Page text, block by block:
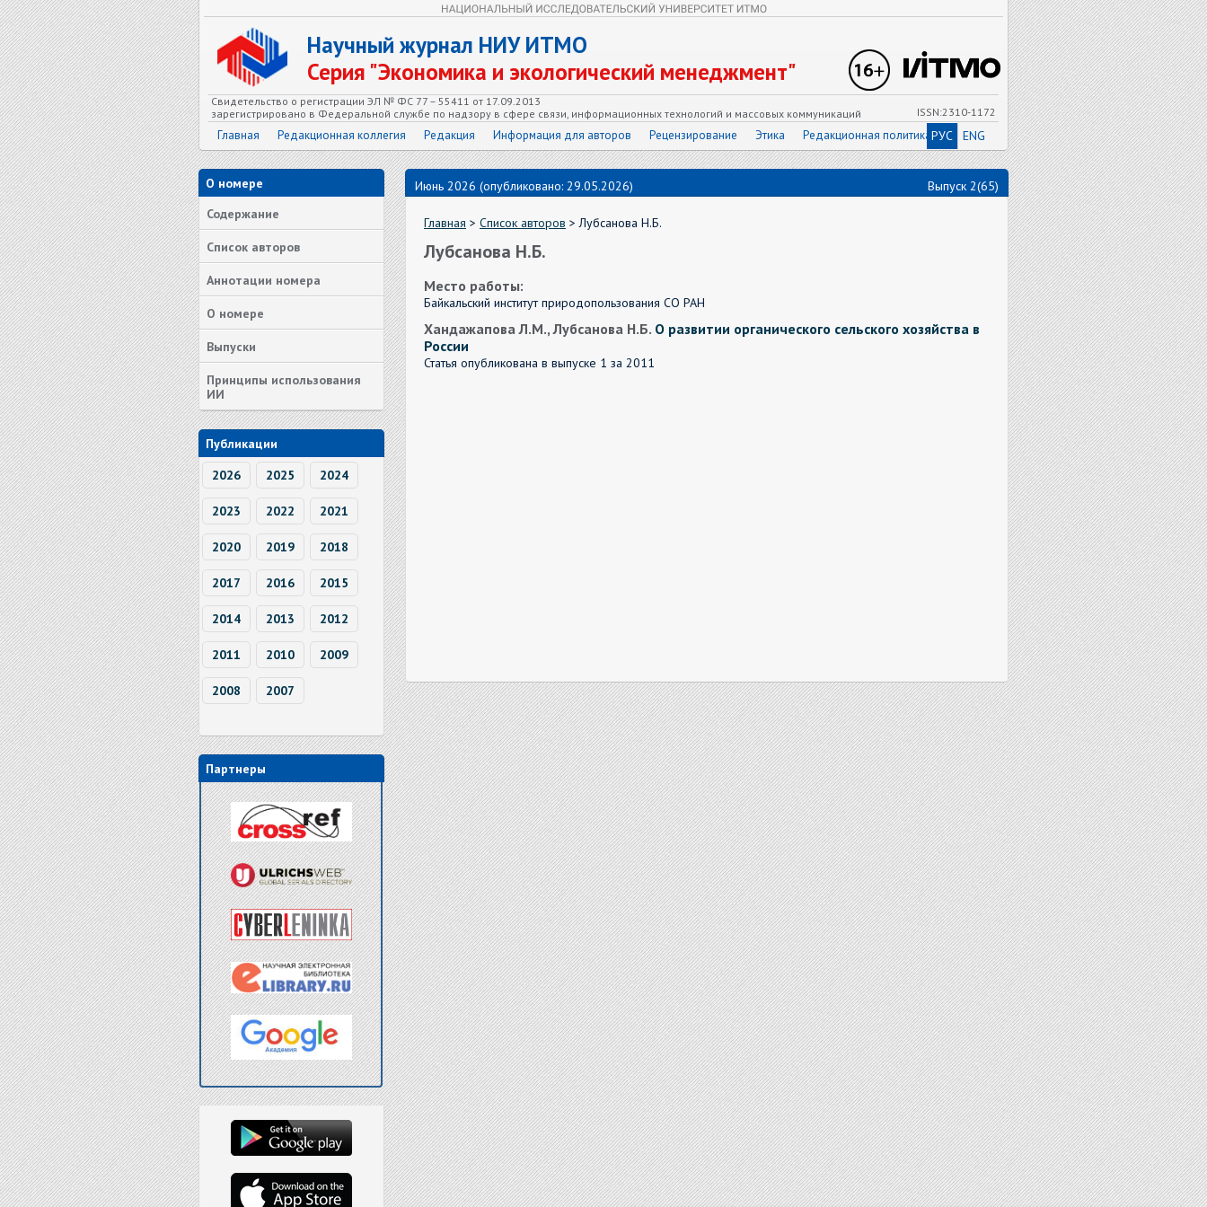
Научный журнал НИУ ИТМО
Серия "Экономика и экологический менеджмент"
Свидетельство о регистрации ЭЛ № ФС 77 – 55411 от 17.09.2013
зарегистрировано в Федеральной службе по надзору в сфере связи, информационных технологий и массовых коммуникаций
ISSN:2310-1172
Главная Редакционная коллегия Редакция Информация для авторов Рецензирование Этика Редакционная политика РУС ENG
О номере
Содержание
Список авторов
Аннотации номера
О номере
Выпуски
Принципы использования
ИИ
Публикации
2026
2025 2024
2023 2022 2021
2020 2019 2018
2017 2016 2015
2014 2013 2012
2011 2010 2009
2008 2007
Партнеры
Июнь 2026 (опубликовано: 29.05.2026) Выпуск 2(65)
Главная > Список авторов > Лубсанова Н.Б.
Лубсанова Н.Б.
Место работы:
Байкальский институт природопользования СО РАН
Хандажапова Л.М., Лубсанова Н.Б. О развитии органического сельского хозяйства в
России
Статья опубликована в выпуске 1 за 2011